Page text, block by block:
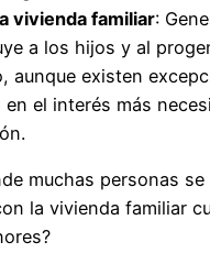
vivienda familiar:
a los hijos y al
aunque existen
en el interés más
muchas personas
la vivienda familiar